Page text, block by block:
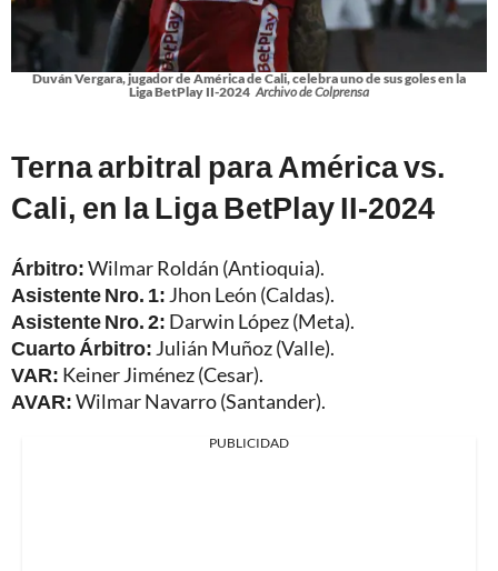
Duván Vergara, jugador de América de Cali, celebra uno de sus goles en la
Liga BetPlay II-2024 Archivo de Colprensa
Terna arbitral para América vs.
Cali, en la Liga BetPlay II-2024
Árbitro:Wilmar Roldán (Antioquia).
Asistente Nro. 1: Jhon León (Caldas).
Asistente Nro. 2: Darwin López (Meta).
Cuarto Árbitro: Julián Muñoz (Valle).
VAR: Keiner Jiménez (Cesar).
AVAR:Wilmar Navarro (Santander).
PUBLICIDAD